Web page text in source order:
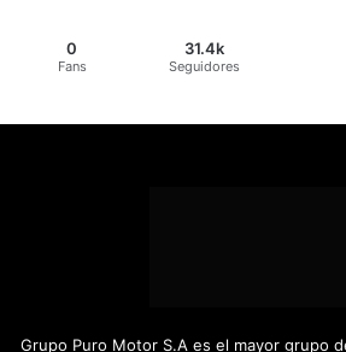
0
Fans
31.4k
Seguidores
Grupo Puro Motor S.A es el mayor grupo